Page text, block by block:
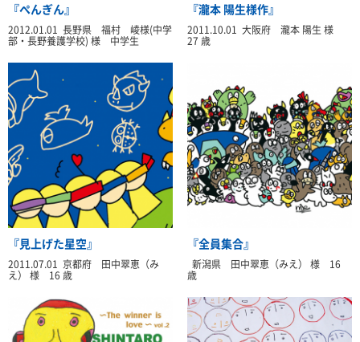
『ぺんぎん』
2012.01.01 長野県 福村 崚様(中学
部・長野養護学校) 様 中学生
『瀧本 陽生様作』
2011.10.01 大阪府 瀧本 陽生 様
27 歳
『見上げた星空』
2011.07.01 京都府 田中翠恵（み
え） 様 16 歳
『全員集合』
新潟県 田中翠恵（みえ） 様 16
歳